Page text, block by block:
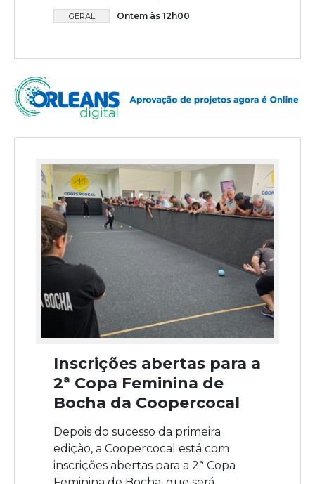
GERAL Ontem às 12h00
Inscrições abertas para a
2ª Copa Feminina de
Bocha da Coopercocal
Depois do sucesso da primeira
edição, a Coopercocal está com
inscrições abertas para a 2ª Copa